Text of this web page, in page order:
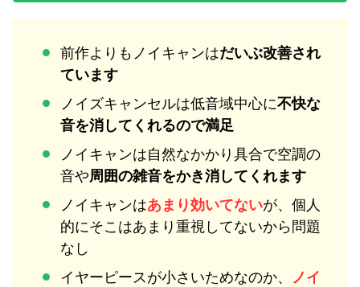
前作よりもノイキャンはだいぶ改善され
ています
ノイズキャンセルは低音域中心に不快な
音を消してくれるので満足
ノイキャンは自然なかかり具合で空調の
音や周囲の雑音をかき消してくれます
ノイキャンはあまり効いてないが、個人
的にそこはあまり重視してないから問題
なし
イヤーピースが小さいためなのか、 ノイ